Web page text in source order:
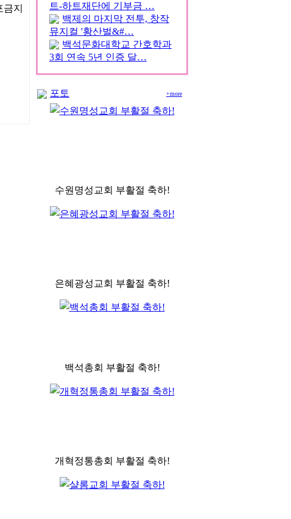
지
트-하트재단에 기부금 …
백제의 마지막 전투, 창작
뮤지컬 '황산벌&#…
백석문화대학교 간호학과
3회 연속 5년 인증 달…
포토 +more
수원명성교회 부활절 축하!
은혜광성교회 부활절 축하!
백석총회 부활절 축하!
개혁정통총회 부활절 축하!